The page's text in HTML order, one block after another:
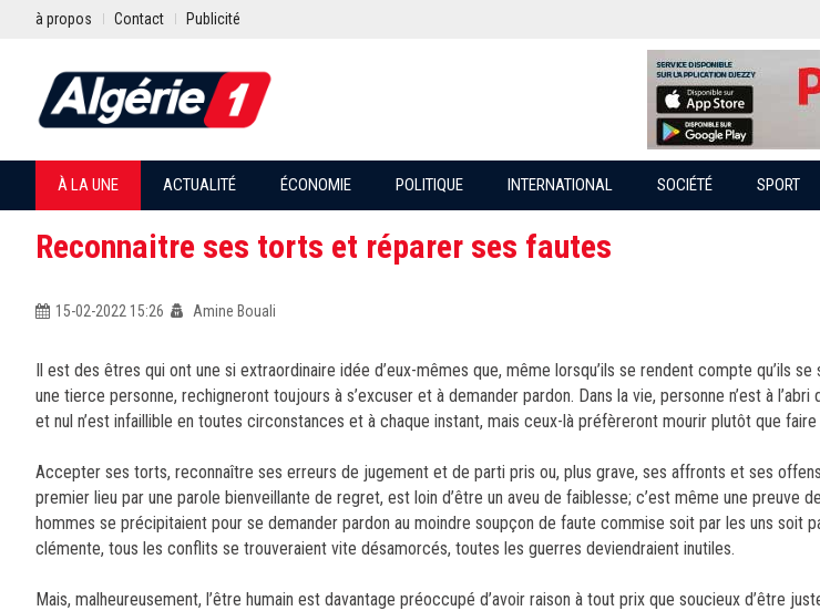
à propos Contact Publicité
À LA UNE ACTUALITÉ ÉCONOMIE POLITIQUE INTERNATIONAL SOCIÉTÉ SPORT
Reconnaitre ses torts et réparer ses fautes
15-02-2022 15:26 Amine Bouali
Il est des êtres qui ont une si extraordinaire idée d’eux-mêmes que, même lorsqu’ils se rendent compte qu’ils
une tierce personne, rechigneront toujours à s’excuser et à demander pardon. Dans la vie, personne n’est à
et nul n’est infaillible en toutes circonstances et à chaque instant, mais ceux-là préfèreront mourir plutôt que faire
Accepter ses torts, reconnaître ses erreurs de jugement et de parti pris ou, plus grave, ses affronts et ses
premier lieu par une parole bienveillante de regret, est loin d’être un aveu de faiblesse; c’est même une preuve
hommes se précipitaient pour se demander pardon au moindre soupçon de faute commise soit par les uns soit
clémente, tous les conflits se trouveraient vite désamorcés, toutes les guerres deviendraient inutiles.
Mais, malheureusement, l’être humain est davantage préoccupé d’avoir raison à tout prix que soucieux d’être